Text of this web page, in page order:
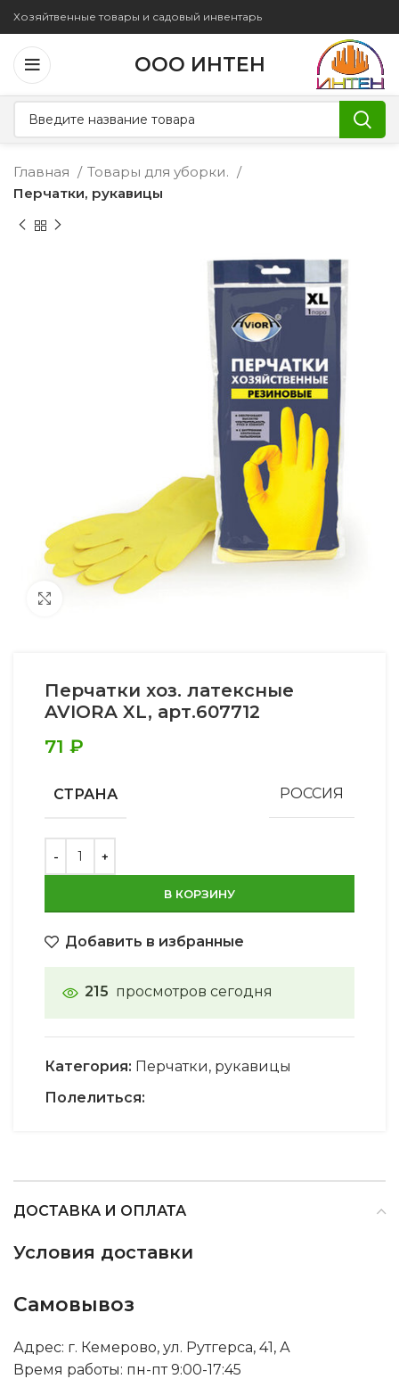
Хозяйтвенные товары и садовый инвентарь
ООО ИНТЕН
Главная
Товары для уборки.
Перчатки, рукавицы
Увеличить
Перчатки хоз. латексные
AVIORA XL, арт.607712
71 ₽
СТРАНА РОССИЯ
В КОРЗИНУ
Добавить в избранные
215 просмотров сегодня
Категория: Перчатки, рукавицы
Полелиться:
ДОСТАВКА И ОПЛАТА
Условия доставки
Самовывоз
Адрес: г. Кемерово, ул. Рутгерса, 41, А
Время работы: пн-пт 9:00-17:45